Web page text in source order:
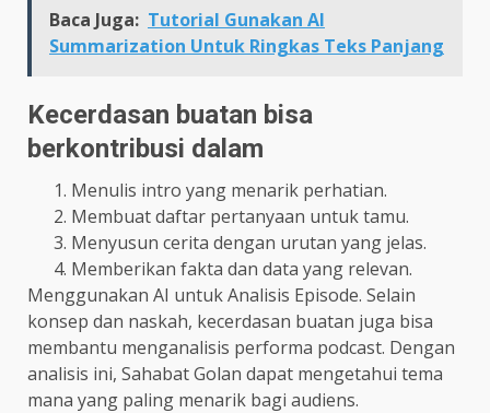
Baca Juga: Tutorial Gunakan AI
Summarization Untuk Ringkas Teks Panjang
Kecerdasan buatan bisa
berkontribusi dalam
Menulis intro yang menarik perhatian.
Membuat daftar pertanyaan untuk tamu.
Menyusun cerita dengan urutan yang jelas.
Memberikan fakta dan data yang relevan.
Menggunakan AI untuk Analisis Episode. Selain
konsep dan naskah, kecerdasan buatan juga bisa
membantu menganalisis performa podcast. Dengan
analisis ini, Sahabat Golan dapat mengetahui tema
mana yang paling menarik bagi audiens.